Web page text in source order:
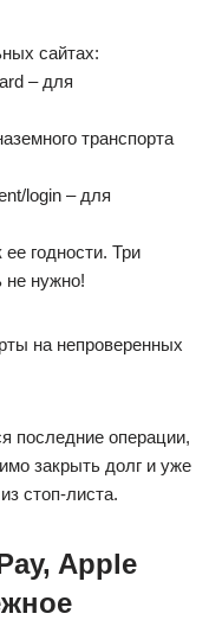
сайтах:
– для
транспорта
login – для
годности. Три
не нужно!
на непроверенных
последние операции,
закрыть долг и уже
стоп-листа.
Apple